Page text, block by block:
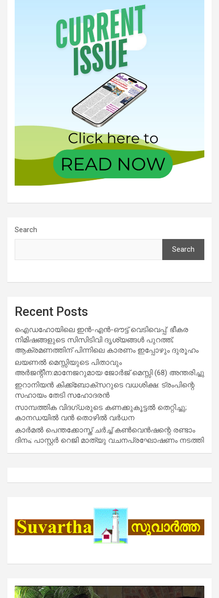
Search
Search
Recent Posts
ഐഡഹോയിലെ ഇൻ-എൻ-ഔട്ട് വെടിവെപ്പ്: ഭീകര
നിമിഷങ്ങളുടെ സിസിടിവി ദൃശ്യങ്ങൾ പുറത്ത്;
ആക്രമണത്തിന് പിന്നിലെ കാരണം ഇപ്പോഴും ദുരൂഹം
ലയണൽ മെസ്സിയുടെ പിതാവും
അർജന്റീന:മാനേജറുമായ ജോർജ് മെസ്സി (68) അന്തരിച്ചു
ഇറാനിയൻ കിക്ക്ബോക്സറുടെ വധശിക്ഷ: ട്രംപിന്റെ
സഹായം തേടി സഹോദരൻ
സാമ്പത്തിക വിദഗ്ധരുടെ കണക്കുകൂട്ടൽ തെറ്റിച്ചു;
കാനഡയിൽ വൻ തൊഴിൽ വർധന
കാർമൽ പെന്തക്കോസ്ത് ചർച്ച് കൺവെൻഷന്റെ രണ്ടാം
ദിനം; പാസ്റ്റർ റെജി മാത്യു വചനപ്രഘോഷണം നടത്തി